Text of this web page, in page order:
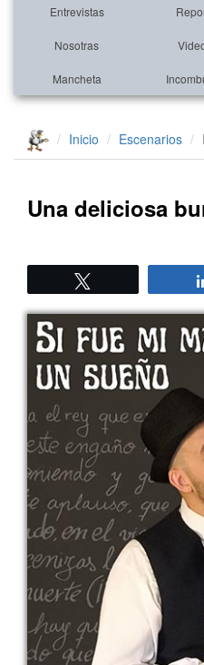
Entrevistas
Nosotras
Mancheta
Inicio Escenarios
Una deliciosa